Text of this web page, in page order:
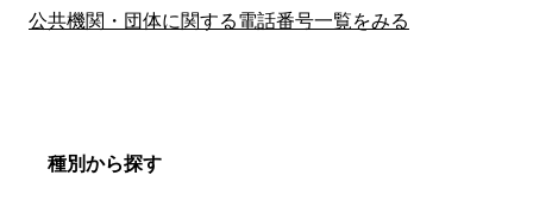
公共機関・団体に関する電話番号一覧をみる
種別から探す